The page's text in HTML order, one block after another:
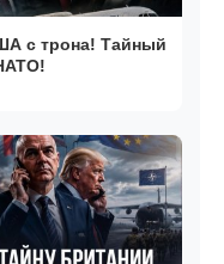
с трона! Тайный